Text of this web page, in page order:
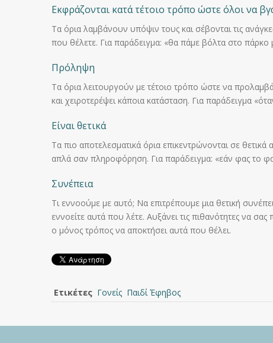
Εκφράζονται κατά τέτοιο τρόπο ώστε όλοι να
Τα όρια λαμβάνουν υπόψιν τους και σέβονται τις
που θέλετε. Για παράδειγμα: «θα πάμε βόλτα στο πάρκο
Πρόληψη
Τα όρια λειτουργούν με τέτοιο τρόπο ώστε να
και χειροτερέψει κάποια κατάσταση. Για παράδειγμα
Είναι θετικά
Τα πιο αποτελεσματικά όρια επικεντρώνονται σε
απλά σαν πληροφόρηση. Για παράδειγμα: «εάν φας το
Συνέπεια
Τι εννοούμε με αυτό; Να επιτρέπουμε μια θετική
εννοείτε αυτά που λέτε. Αυξάνει τις πιθανότητες να
ο μόνος τρόπος να αποκτήσει αυτά που θέλει.
Ετικέτες Γονείς Παιδί Έφηβος